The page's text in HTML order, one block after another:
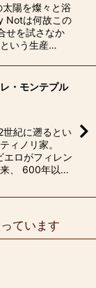
陽を燦々と浴
Notは何故この
せを試さなか
いう生産…
・モンテプル
紀に遡るとい
ィノリ家。
ロがフィレン
来、 600年以…
ています